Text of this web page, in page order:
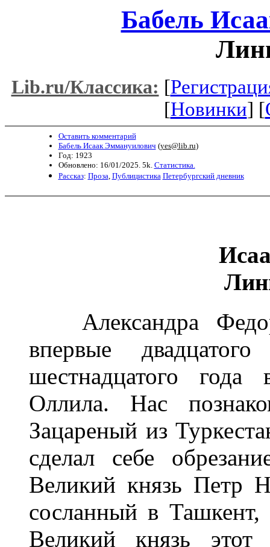
Бабель
Lib.ru/Классика: [
[Новинки] [
Оставить комментарий
Бабель Исаак Эммануилович (yes@lib.ru)
Год: 1923
Обновлено: 16/01/2025. 5k. Статистика.
Рассказ: Проза Публицистика Петербургский дневник
И
Александра
впервые
шестнадцатого года
Оллила. Нас
Зацареный из
сделал себе
Великий князь Петр
сосланный в
Великий князь